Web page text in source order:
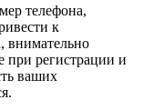
телефона,
к
внимательно
при регистрации и
ваших